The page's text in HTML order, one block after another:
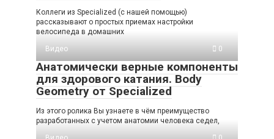
Коллеги из Specialized (с нашей помощью)
рассказывают о простых приемах настройки
велосипеда в домашних
Видео
0
Анатомически верные компоненты
для здорового катания. Body
Geometry от Specialized
Из этого ролика Вы узнаете в чём преимущество
разработанных с учетом анатомии человека седел,